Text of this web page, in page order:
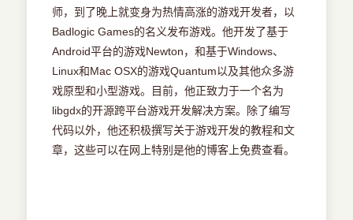
师，到了晚上就变身为热情高涨的游戏开发者，以
Badlogic Games的名义发布游戏。他开发了基于
Android平台的游戏Newton，和基于Windows、
Linux和Mac OSX的游戏Quantum以及其他众多游
戏原型和小型游戏。目前，他正致力于一个名为
libgdx的开源跨平台游戏开发解决方案。除了编写
代码以外，他还积极撰写关于游戏开发的教程和文
章，这些可以在网上特别是他的博客上免费查看。